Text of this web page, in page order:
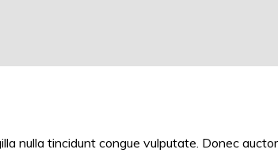
nulla tincidunt congue vulputate. Donec